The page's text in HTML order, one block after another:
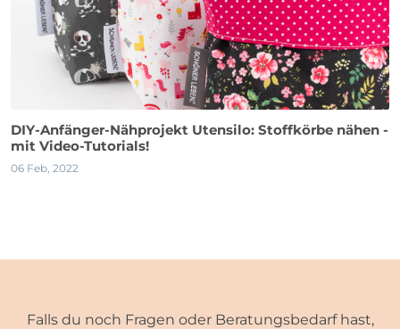
DIY-Anfänger-Nähprojekt Utensilo: Stoffkörbe nähen -
mit Video-Tutorials!
06 Feb, 2022
Falls du noch Fragen oder Beratungsbedarf hast,